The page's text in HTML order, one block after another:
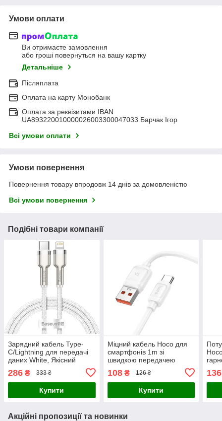
Умови оплати
Ви отримаєте замовлення
або гроші повернуться на вашу картку
Детальніше
Післяплата
Оплата на карту Монобанк
Оплата за реквізитами IBAN
UA893220010000026003300047033 Барчак Ігор
Всі умови оплати
Умови повернення
Повернення товару впродовж 14 днів за домовленістю
Всі умови повернення
Подібні товари компанії
Зарядний кабель Type-
C/Lightning для передачі
даних White, Якісний
практичний шнур 20W для
швидкої зарядки iPhone 2
м
286 ₴ 333 ₴
Купити
Міцний кабель Hoco для
смартфонів 1m зі
швидкою передачею
крактичний шнур для
швидкої зарядки 100W
108₴ 126 ₴
Купити
136
Акційні пропозиції та новинки